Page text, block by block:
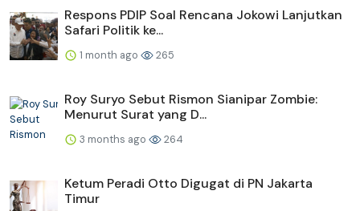
Respons PDIP Soal Rencana Jokowi Lanjutkan
Safari Politik ke...
1 month ago 265
Roy Suryo Sebut Rismon Sianipar Zombie:
Menurut Surat yang D...
3 months ago 264
Ketum Peradi Otto Digugat di PN Jakarta
Timur